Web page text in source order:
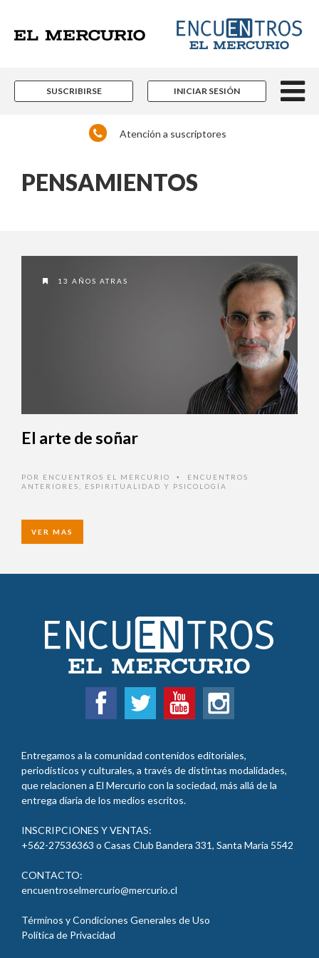
SUSCRIBIRSE INICIAR SESIÓN
Atención a suscriptores
PENSAMIENTOS
13 AÑOS ATRAS
El arte de soñar
POR ENCUENTROS EL MERCURIO •
ENCUENTROS
ANTERIORES
ESPIRITUALIDAD Y PSICOLOGÍA
VER MAS
Entregamos a la comunidad contenidos editoriales,
periodísticos y culturales, a través de distintas modalidades,
que relacionen a El Mercurio con la sociedad, más allá de la
entrega diaria de los medios escritos.
INSCRIPCIONES Y VENTAS:
+562-27536363 o Casas Club Bandera 331, Santa María 5542
CONTACTO:
encuentroselmercurio@mercurio.cl
Términos y Condiciones Generales de Uso
Política de Privacidad